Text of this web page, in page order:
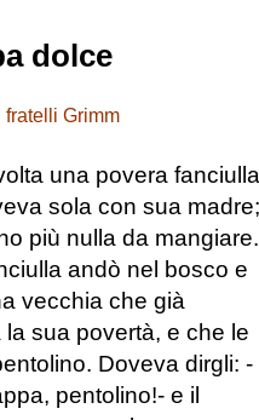
dolce
fratelli Grimm
una povera fanciulla
sola con sua
più nulla da mangiare.
andò nel bosco e
vecchia che già
sua povertà, e che le
Doveva dirgli: -
pentolino!- e il